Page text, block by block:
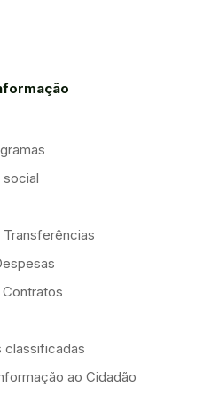
classificadas
ao Cidadão